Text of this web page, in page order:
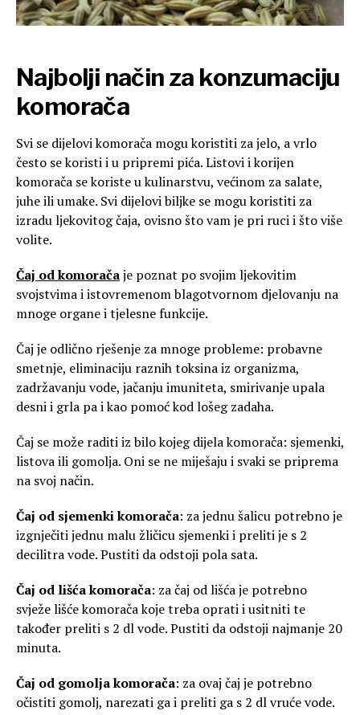
Najbolji način za konzumaciju
komorača
Svi se dijelovi komorača mogu koristiti za jelo, a vrlo
često se koristi i u pripremi pića. Listovi i korijen
komorača se koriste u kulinarstvu, većinom za salate,
juhe ili umake. Svi dijelovi biljke se mogu koristiti za
izradu ljekovitog čaja, ovisno što vam je pri ruci i što više
volite.
Čaj od komoračaje poznat po svojim ljekovitim
svojstvima i istovremenom blagotvornom djelovanju na
mnoge organe i tjelesne funkcije.
Čaj je odlično rješenje za mnoge probleme: probavne
smetnje, eliminaciju raznih toksina iz organizma,
zadržavanju vode, jačanju imuniteta, smirivanje upala
desni i grla pa i kao pomoć kod lošeg zadaha.
Čaj se može raditi iz bilo kojeg dijela komorača: sjemenki,
listova ili gomolja. Oni se ne miješaju i svaki se priprema
na svoj način.
Čaj od sjemenki komorača: za jednu šalicu potrebno je
izgnječiti jednu malu žličicu sjemenki i preliti je s 2
decilitra vode. Pustiti da odstoji pola sata.
Čaj od lišća komorača: za čaj od lišća je potrebno
svježe lišće komorača koje treba oprati i usitniti te
također preliti s 2 dl vode. Pustiti da odstoji najmanje 20
minuta.
Čaj od gomolja komorača: za ovaj čaj je potrebno
očistiti gomolj, narezati ga i preliti ga s 2 dl vruće vode.